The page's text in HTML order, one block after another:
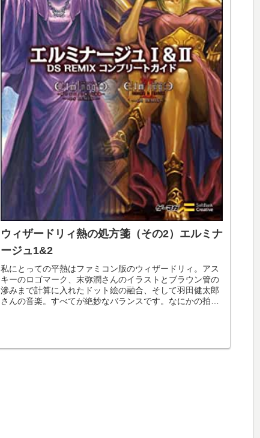
ウィザードリィ熱の処方箋（その2）エルミナ
ージュ1&2
私にとっての平熱はファミコン版のウィザードリィ。アス
キーのロゴマーク、末弥潤さんのイラストとブラウン管の
滲みまで計算に入れたドット絵の融合、そして羽田健太郎
さんの音楽。すべてが絶妙なバランスです。なにかの拍子